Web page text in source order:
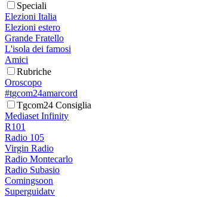
Speciali
Elezioni Italia
Elezioni estero
Grande Fratello
L'isola dei famosi
Amici
Rubriche
Oroscopo
#tgcom24amarcord
Tgcom24 Consiglia
Mediaset Infinity
R101
Radio 105
Virgin Radio
Radio Montecarlo
Radio Subasio
Comingsoon
Superguidatv